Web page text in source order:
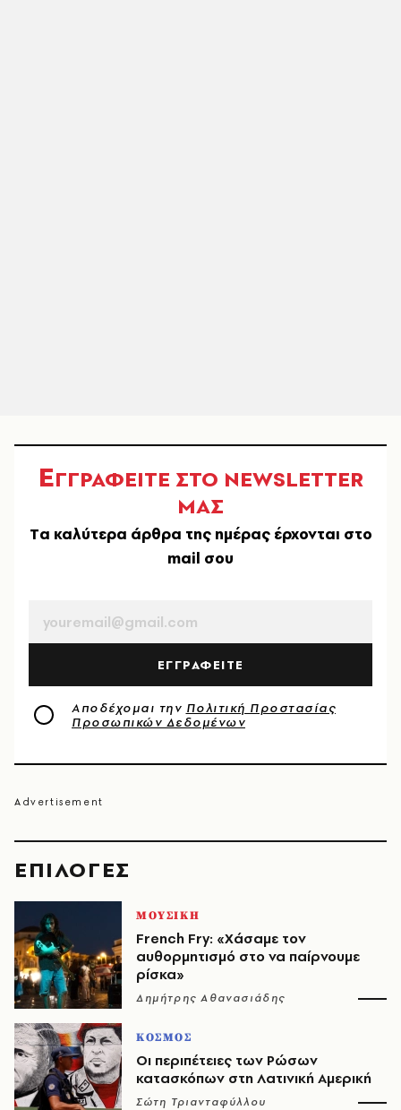
EΠΙΛΟΓΈΣ
ΜΟΥΣΙΚΗ
French Fry: «Χάσαμε τον
αυθορμητισμό στο να παίρνουμε
ρίσκα»
Δημήτρης Αθανασιάδης
ΚΟΣΜΟΣ
Οι περιπέτειες των Ρώσων
κατασκόπων στη Λατινική Αμερική
Σώτη Τριανταφύλλου
ΕΓΓΡΑΦΕΙΤΕ ΣΤΟ NEWSLETTER
ΜΑΣ
Tα καλύτερα άρθρα της ημέρας έρχονται στο
mail σου
ΕΓΓΡΑΦΕΙΤΕ
Αποδέχομαι την Πολιτική Προστασίας
Προσωπικών Δεδομένων